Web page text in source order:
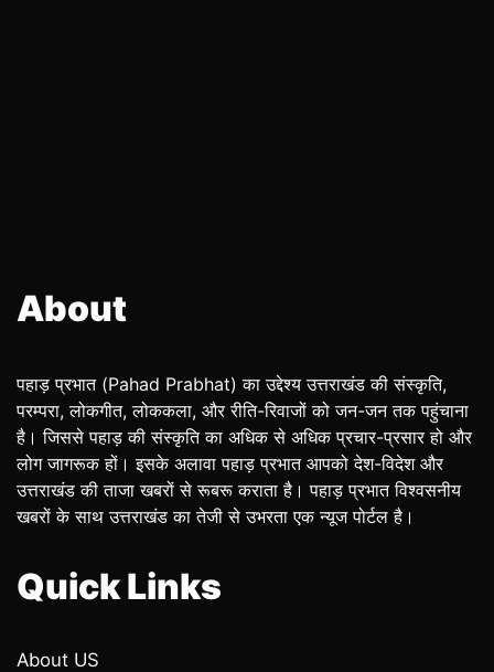
About
पहाड़ प्रभात (Pahad Prabhat) का उद्देश्य उत्तराखंड की संस्कृति,
परम्परा, लोकगीत, लोककला, और रीति-रिवाजों को जन-जन तक पहुंचाना
है। जिससे पहाड़ की संस्कृति का अधिक से अधिक प्रचार-प्रसार हो और
लोग जागरूक हों। इसके अलावा पहाड़ प्रभात आपको देश-विदेश और
उत्तराखंड की ताजा खबरों से रूबरू कराता है। पहाड़ प्रभात विश्वसनीय
खबरों के साथ उत्तराखंड का तेजी से उभरता एक न्यूज पोर्टल है।
Quick Links
About US